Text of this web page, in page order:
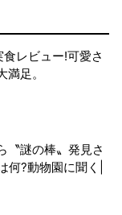
レビュー!可愛さ
足。
〝謎の棒〟発見さ
何?動物園に聞く|